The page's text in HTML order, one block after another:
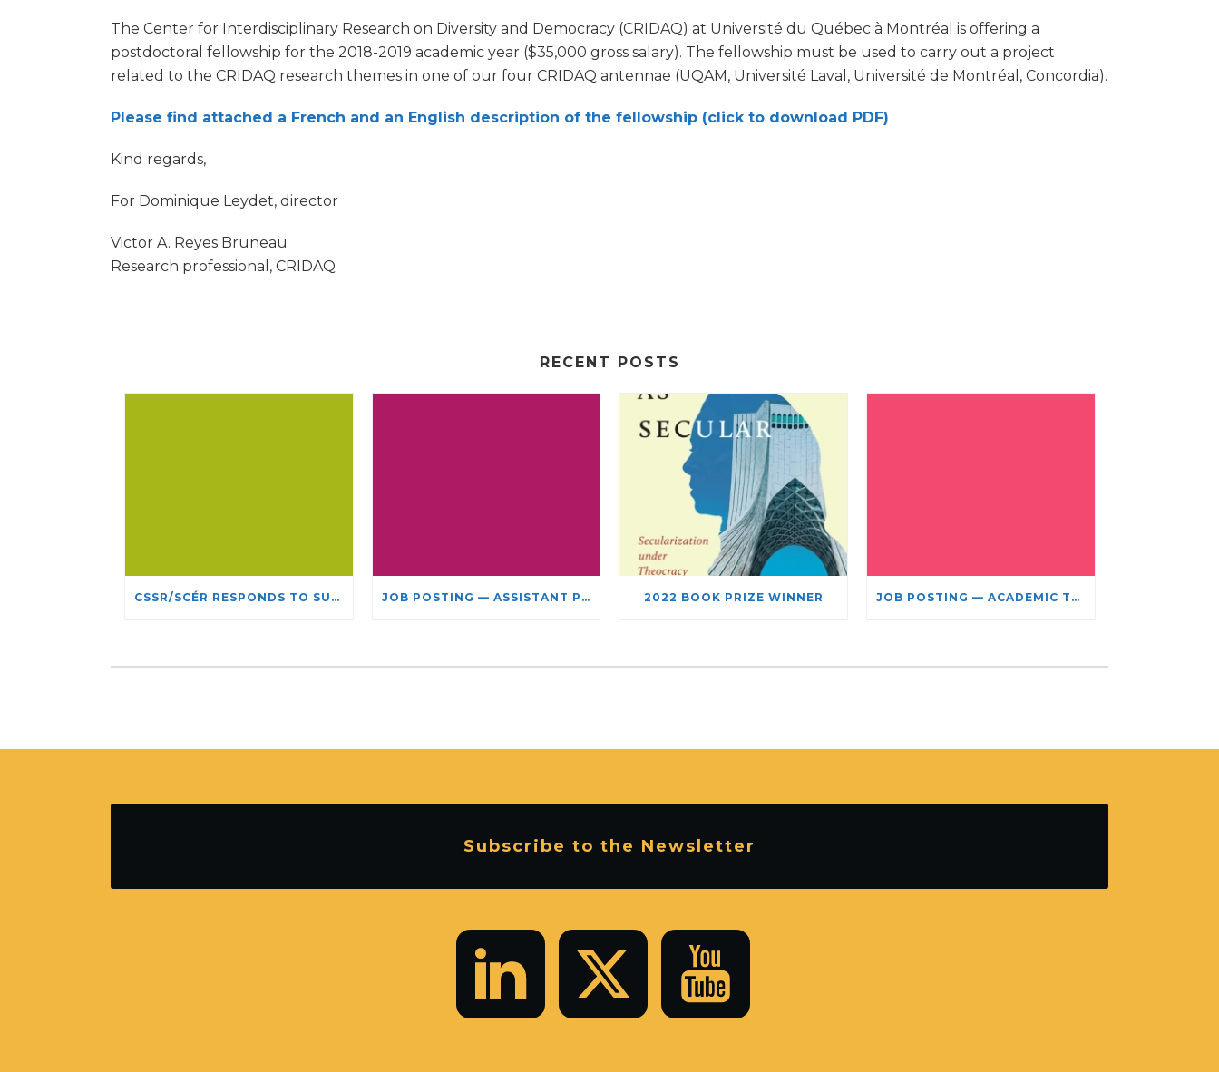
The Center for Interdisciplinary Research on Diversity and Democracy (CRIDAQ) at Université du Québec à Montréal is offering a
postdoctoral fellowship for the 2018-2019 academic year ($35,000 gross salary). The fellowship must be used to carry out a project
related to the CRIDAQ research themes in one of our four CRIDAQ antennae (UQAM, Université Laval, Université de Montréal, Concordia).
Please find attached a French and an English description of the fellowship (click to download PDF)
Kind regards,
For Dominique Leydet, director
Victor A. Reyes Bruneau
Research professional, CRIDAQ
RECENT POSTS
CSSR/SCÉR RESPONDS TO SUSPENSION OF ADMISSIONS IN YORK UNIVERSITY’S RELIGIOUS STUDIES PROGRAM JOB POSTING — ASSISTANT PROFESSOR – JEWISH STUDIES 2022 BOOK PRIZE WINNER JOB POSTING — ACADEMIC TEACHING STAFF- LIMITED TERM APPOINTMENT: RELIGIOUS STUDIES
Subscribe to the Newsletter